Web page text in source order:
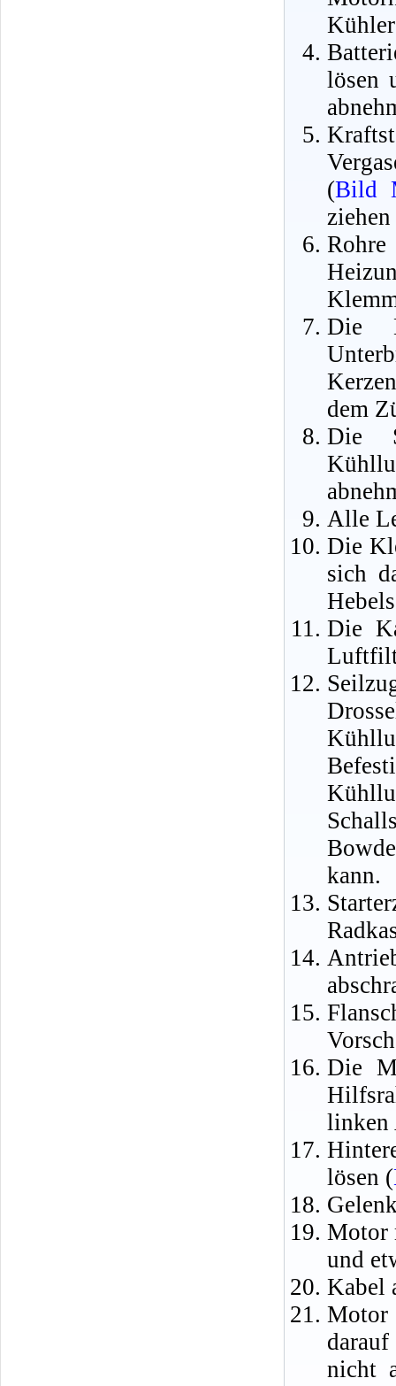
lösen
(Bild
Die
dem
Die
Alle
Die
sich
Die
kann.
Die
linken
lösen (
Motor
und
Kabel
Motor
nicht